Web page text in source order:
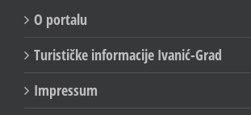
O portalu
Turističke informacije Ivanić-Grad
Impressum